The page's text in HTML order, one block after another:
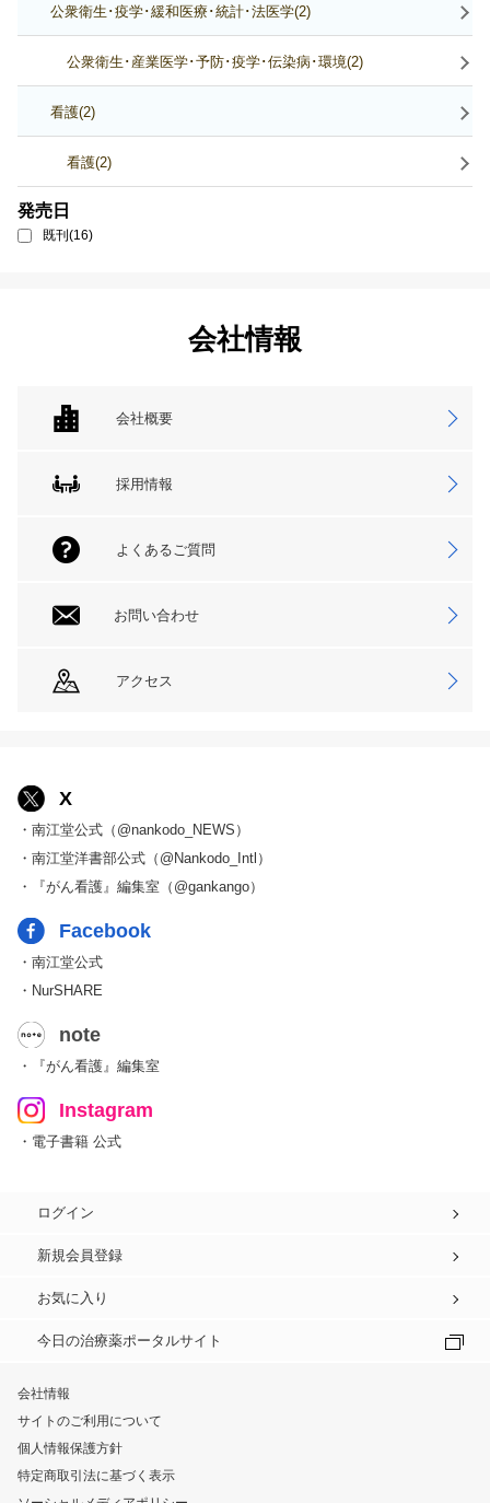
公衆衛生･疫学･緩和医療･統計･法医学(2)
公衆衛生･産業医学･予防･疫学･伝染病･環境(2)
看護(2)
看護(2)
発売日
既刊(16)
会社情報
会社概要
採用情報
よくあるご質問
お問い合わせ
アクセス
X
・南江堂公式（@nankodo_NEWS）
・南江堂洋書部公式（@Nankodo_Intl）
・『がん看護』編集室（@gankango）
Facebook
・南江堂公式
・NurSHARE
note
・『がん看護』編集室
Instagram
・電子書籍 公式
ログイン
新規会員登録
お気に入り
今日の治療薬ポータルサイト
会社情報
サイトのご利用について
個人情報保護方針
特定商取引法に基づく表示